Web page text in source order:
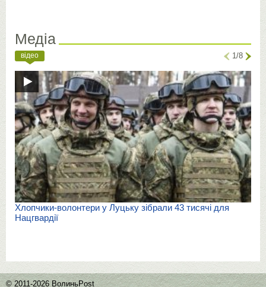
Медіа
відео 1/8
Хлопчики-волонтери у Луцьку зібрали 43 тисячі для
Нацгвардії
© 2011-2026 ВолиньPost